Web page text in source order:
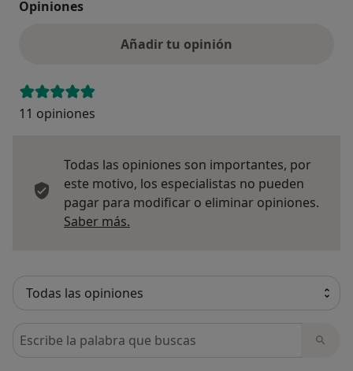
Opiniones
Añadir tu opinión
11 opiniones
Todas las opiniones son importantes, por
este motivo, los especialistas no pueden
pagar para modificar o eliminar opiniones.
Saber más.
Busca en opiniones